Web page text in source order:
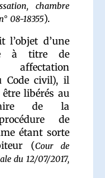
chambre
08-18355).
l’objet d’une
à titre de
affectation
Code civil), il
libérés au
de la
de
étant sorte
(Cour de
du 12/07/2017,